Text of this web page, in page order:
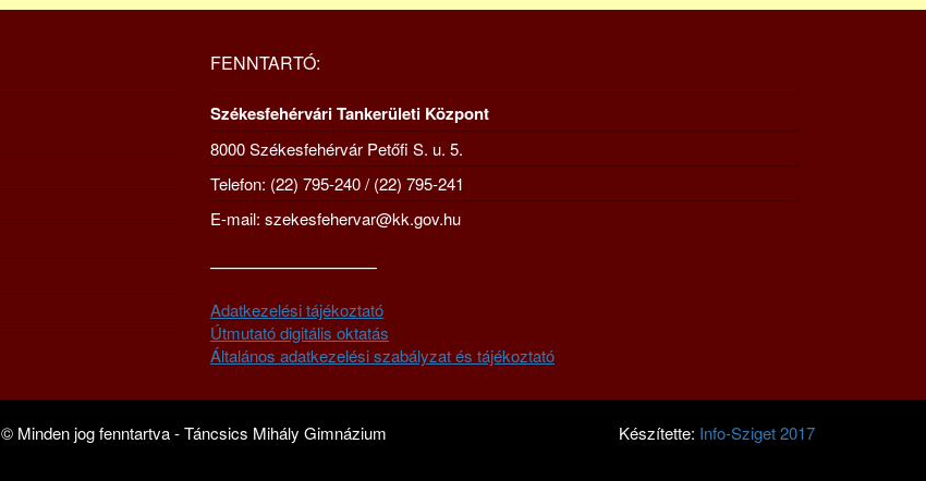
FENNTARTÓ:
Székesfehérvári Tankerületi Központ
8000 Székesfehérvár Petőfi S. u. 5.
Telefon: (22) 795-240 / (22) 795-241
E-mail: szekesfehervar@kk.gov.hu
—————————–
Adatkezelési tájékoztató
Útmutató digitális oktatás
Általános adatkezelési szabályzat és tájékoztató
© Minden jog fenntartva - Táncsics Mihály Gimnázium Készítette: Info-Sziget 2017